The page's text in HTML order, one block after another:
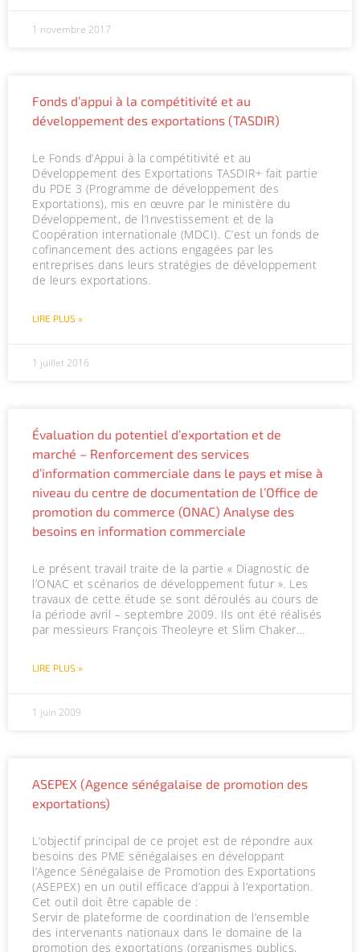
1 novembre 2017
Fonds d’appui à la compétitivité et au
développement des exportations (TASDIR)
Le Fonds d’Appui à la compétitivité et au
Développement des Exportations TASDIR+ fait partie
du PDE 3 (Programme de développement des
Exportations), mis en œuvre par le ministère du
Développement, de l’Investissement et de la
Coopération internationale (MDCI). C’est un fonds de
cofinancement des actions engagées par les
entreprises dans leurs stratégies de développement
de leurs exportations.
LIRE PLUS »
1 juillet 2016
Évaluation du potentiel d’exportation et de
marché – Renforcement des services
d’information commerciale dans le pays et mise à
niveau du centre de documentation de l’Office de
promotion du commerce (ONAC) Analyse des
besoins en information commerciale​
Le présent travail traite de la partie « Diagnostic de
l’ONAC et scénarios de développement futur ». Les
travaux de cette étude se sont déroulés au cours de
la période avril – septembre 2009. Ils ont été réalisés
par messieurs François Theoleyre et Slim Chaker…
LIRE PLUS »
1 juin 2009
ASEPEX (Agence sénégalaise de promotion des
exportations)
L’objectif principal de ce projet est de répondre aux
besoins des PME sénégalaises en développant
l’Agence Sénégalaise de Promotion des Exportations
(ASEPEX) en un outil efficace d’appui à l’exportation.
Cet outil doit être capable de :
Servir de plateforme de coordination de l’ensemble
des intervenants nationaux dans le domaine de la
promotion des exportations (organismes publics,